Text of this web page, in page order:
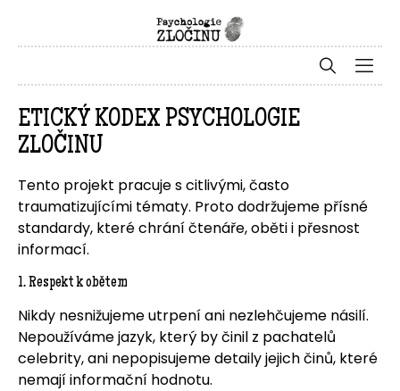
ETICKÝ KODEX PSYCHOLOGIE
ZLOČINU
Tento projekt pracuje s citlivými, často
traumatizujícími tématy. Proto dodržujeme přísné
standardy, které chrání čtenáře, oběti i přesnost
informací.
1. Respekt k obětem
Nikdy nesnižujeme utrpení ani nezlehčujeme násilí.
Nepoužíváme jazyk, který by činil z pachatelů
celebrity, ani nepopisujeme detaily jejich činů, které
nemají informační hodnotu.